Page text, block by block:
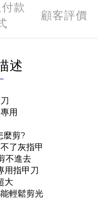
款
顧客評價
述
用
麼剪?
了灰指甲
不進去
用指甲刀
大
輕鬆剪光